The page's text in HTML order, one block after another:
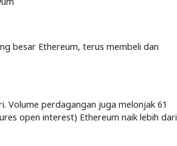
besar Ethereum, terus membeli dan
Volume perdagangan juga melonjak 61
open interest) Ethereum naik lebih dari